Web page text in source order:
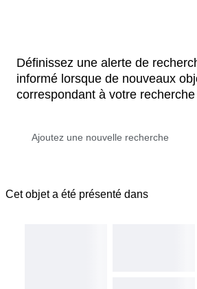
Définissez une alerte de
informé lorsque de nouveaux
correspondant à votre
Cet objet a été présenté dans